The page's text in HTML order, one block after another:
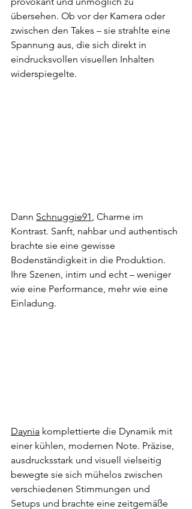
übersehen. Ob vor der Kamera oder
zwischen den Takes – sie strahlte eine
Spannung aus, die sich direkt in
eindrucksvollen visuellen Inhalten
widerspiegelte.
Dann Schnuggie91, Charme im
Kontrast. Sanft, nahbar und authentisch
brachte sie eine gewisse
Bodenständigkeit in die Produktion.
Ihre Szenen, intim und echt – weniger
wie eine Performance, mehr wie eine
Einladung.
Daynia komplettierte die Dynamik mit
einer kühlen, modernen Note. Präzise,
ausdrucksstark und visuell vielseitig
bewegte sie sich mühelos zwischen
verschiedenen Stimmungen und
Setups und brachte eine zeitgemäße